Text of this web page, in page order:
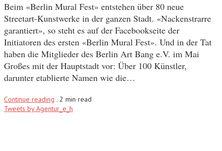
Beim «Berlin Mural Fest» entstehen über 80 neue
Streetart-Kunstwerke in der ganzen Stadt. «Nackenstrarre
garantiert», so steht es auf der Facebookseite der
Initiatoren des ersten «Berlin Mural Fest». Und in der Tat
haben die Mitglieder des Berlin Art Bang e.V. im Mai
Großes mit der Hauptstadt vor: Über 100 Künstler,
darunter etablierte Namen wie die…
Continue reading . 2 min read
Tweets by Agentur_e_h